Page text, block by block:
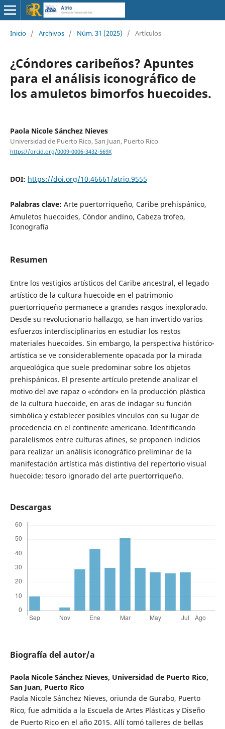
Inicio / Archivos / Núm. 31 (2025) / Artículos
¿Cóndores caribeños? Apuntes
para el análisis iconográfico de
los amuletos bimorfos huecoides.
Paola Nicole Sánchez Nieves
Universidad de Puerto Rico, San Juan, Puerto Rico
https://orcid.org/0009-0006-3432-569X
DOI: https://doi.org/10.46661/atrio.9555
Palabras clave: Arte puertorriqueño, Caribe prehispánico,
Amuletos huecoides, Cóndor andino, Cabeza trofeo,
Iconografía
Resumen
Entre los vestigios artísticos del Caribe ancestral, el legado
artístico de la cultura huecoide en el patrimonio
puertorriqueño permanece a grandes rasgos inexplorado.
Desde su revolucionario hallazgo, se han invertido varios
esfuerzos interdisciplinarios en estudiar los restos
materiales huecoides. Sin embargo, la perspectiva histórico-
artística se ve considerablemente opacada por la mirada
arqueológica que suele predominar sobre los objetos
prehispánicos. El presente artículo pretende analizar el
motivo del ave rapaz o «cóndor» en la producción plástica
de la cultura huecoide, en aras de indagar su función
simbólica y establecer posibles vínculos con su lugar de
procedencia en el continente americano. Identificando
paralelismos entre culturas afines, se proponen indicios
para realizar un análisis iconográfico preliminar de la
manifestación artística más distintiva del repertorio visual
huecoide: tesoro ignorado del arte puertorriqueño.
Descargas
Biografía del autor/a
Paola Nicole Sánchez Nieves, Universidad de Puerto Rico,
San Juan, Puerto Rico
Paola Nicole Sánchez Nieves, oriunda de Gurabo, Puerto
Rico, fue admitida a la Escuela de Artes Plásticas y Diseño
de Puerto Rico en el año 2015. Allí tomó talleres de bellas